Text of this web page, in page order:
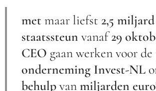
metmaar liefst 2,5
staatssteun vanaf29
CEO gaan werken voor de
onderneming Invest-NL
behulpvanmiljarden